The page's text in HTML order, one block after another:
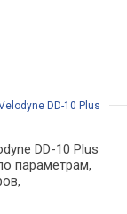
DD-10 Plus
DD-10 Plus
параметрам,